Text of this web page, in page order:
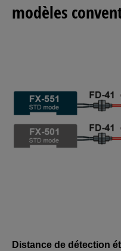
modèles
Distance de détection